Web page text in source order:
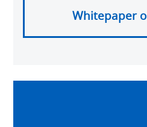
Whitepaper